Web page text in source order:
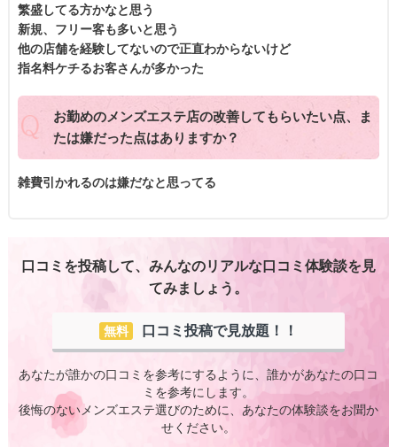
繁盛してる方かなと思う
新規、フリー客も多いと思う
他の店舗を経験してないので正直わからないけど
指名料ケチるお客さんが多かった
お勤めのメンズエステ店の改善してもらいたい点、ま
たは嫌だった点はありますか？
雑費引かれるのは嫌だなと思ってる
口コミを投稿して、みんなのリアルな口コミ体験談を見
てみましょう。
無料 口コミ投稿で見放題！！
あなたが誰かの口コミを参考にするように、誰かがあなたの口コ
ミを参考にします。
後悔のないメンズエステ選びのために、あなたの体験談をお聞か
せください。